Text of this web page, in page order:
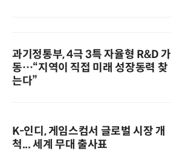
과기정통부, 4극 3특 자율형 R&D 가
동…“지역이 직접 미래 성장동력 찾
는다”
K-인디, 게임스컴서 글로벌 시장 개
척... 세계 무대 출사표